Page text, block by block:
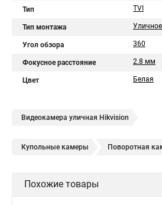
Тип TVI
Тип монтажа Уличное
Угол обзора 360
Фокусное расстояние 2.8 мм
Цвет Белая
Видеокамера уличная Hikvision
Купольные камеры Поворотная
Камера видеонаблюдения hikvision
Похожие товары